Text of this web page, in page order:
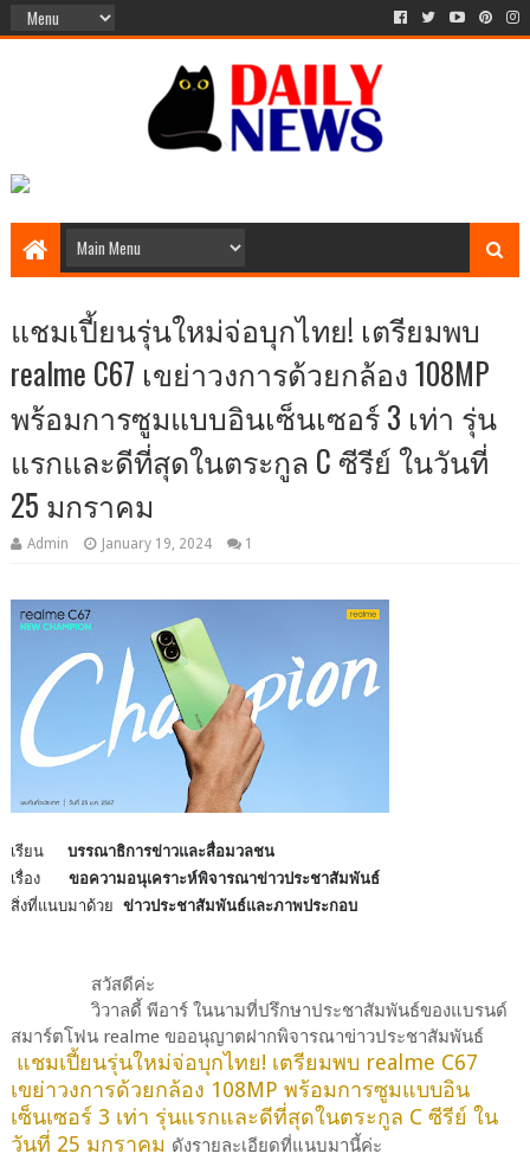
แชมเปี้ยนรุ่นใหม่จ่อบุกไทย! เตรียมพบ
realme C67 เขย่าวงการด้วยกล้อง 108MP
พร้อมการซูมแบบอินเซ็นเซอร์ 3 เท่า รุ่น
แรกและดีที่สุดในตระกูล C ซีรีย์ ในวันที่
25 มกราคม
Admin January 19, 2024 1
เรียน บรรณาธิการข่าวและสื่อมวลชน
เรื่อง ขอความอนุเคราะห์พิจารณาข่าวประชาสัมพันธ์
สิ่งที่แนบมาด้วย ข่าวประชาสัมพันธ์และภาพประกอบ
สวัสดีค่ะ
วิวาลดี้ พีอาร์ ในนามที่ปรึกษาประชาสัมพันธ์ของแบรนด์
สมาร์ตโฟน realme ขออนุญาตฝากพิจารณาข่าวประชาสัมพันธ์
แชมเปี้ยนรุ่นใหม่จ่อบุกไทย! เตรียมพบ realme C67
เขย่าวงการด้วยกล้อง 108MP พร้อมการซูมแบบอิน
เซ็นเซอร์ 3 เท่า รุ่นแรกและดีที่สุดในตระกูล C ซีรีย์ ใน
วันที่ 25 มกราคม ดังรายละเอียดที่แนบมานี้ค่ะ